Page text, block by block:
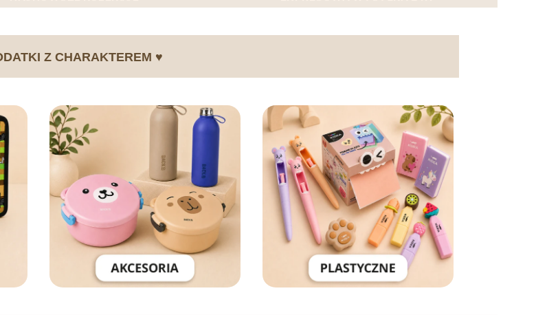
Z CHARAKTEREM ♥